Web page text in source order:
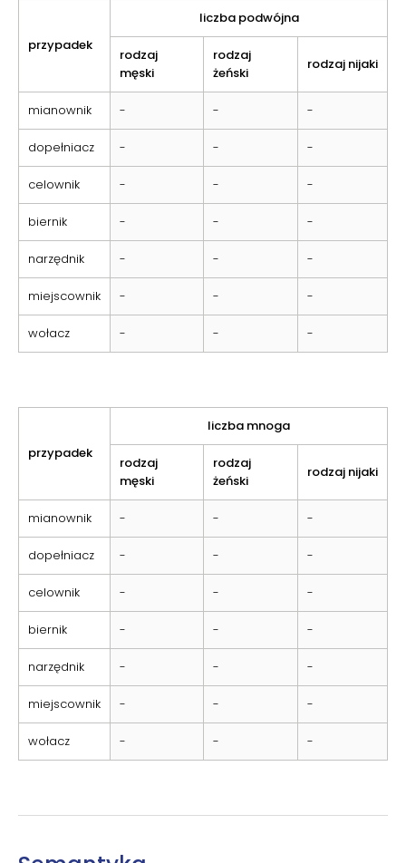
przypadek
liczba podwójna
rodzaj
męski
rodzaj
żeński
rodzaj nijaki
mianownik - - -
dopełniacz - - -
celownik - - -
biernik - - -
narzędnik - - -
miejscownik - - -
wołacz - - -
przypadek
liczba mnoga
rodzaj
męski
rodzaj
żeński
rodzaj nijaki
mianownik - - -
dopełniacz - - -
celownik - - -
biernik - - -
narzędnik - - -
miejscownik - - -
wołacz - - -